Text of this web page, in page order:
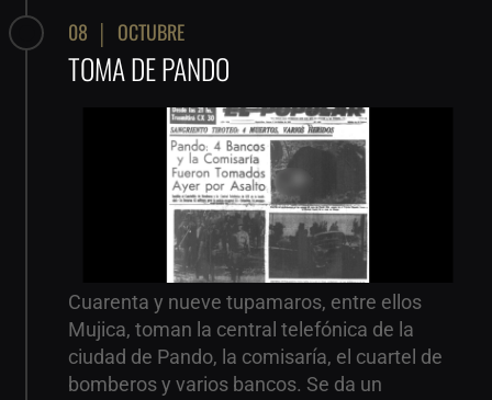
08  │  OCTUBRE
TOMA DE PANDO
Cuarenta y nueve tupamaros, entre ellos
Mujica, toman la central telefónica de la
ciudad de Pando, la comisaría, el cuartel de
bomberos y varios bancos. Se da un